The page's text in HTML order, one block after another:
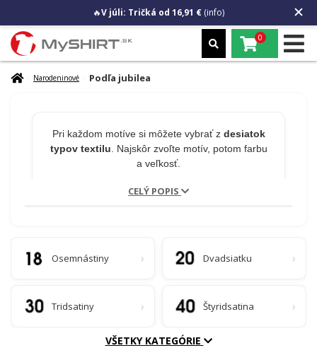
🔥V júli: Tričká od 16,91 € (info)
0
Narodeninové Podľa jubilea
Pri každom motíve si môžete vybrať z desiatok
typov textilu . Najskôr zvoľte motív, potom farbu
a veľkosť.
ZADARMO
Úprava je zadarmo a
nepredlžuje odoslanie!
CELÝ POPIS
Osemnástiny Dvadsiatku
Tridsatiny Štyridsatina
VŠETKY KATEGÓRIE